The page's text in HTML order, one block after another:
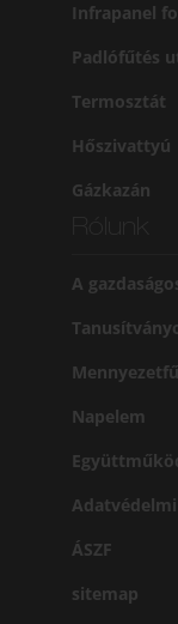
Infrapanel
Padlófűtés
Termosztát
Hőszivattyú
Gázkazán
A
Napelem
ÁSZF
sitemap